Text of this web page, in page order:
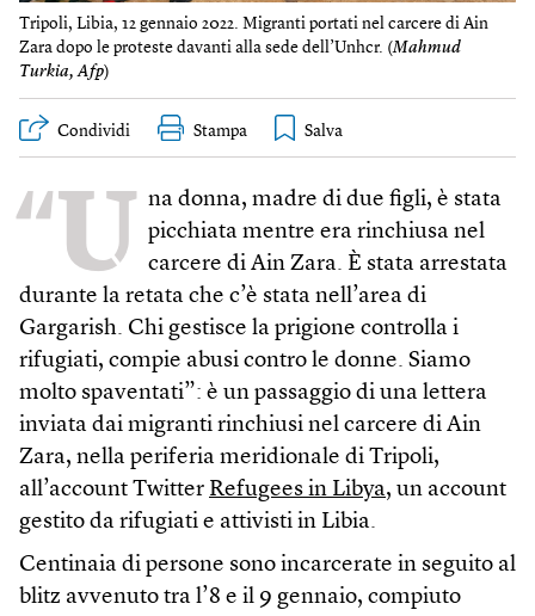
Tripoli, Libia, 12 gennaio 2022. Migranti portati nel carcere di Ain
Zara dopo le proteste davanti alla sede dell’Unhcr. (Mahmud
Turkia, Afp)
Condividi Stampa
“U na donna, madre di due figli, è stata
picchiata mentre era rinchiusa nel
carcere di Ain Zara. È stata arrestata
durante la retata che c’è stata nell’area di
Gargarish. Chi gestisce la prigione controlla i
rifugiati, compie abusi contro le donne. Siamo
molto spaventati”: è un passaggio di una lettera
inviata dai migranti rinchiusi nel carcere di Ain
Zara, nella periferia meridionale di Tripoli,
all’account Twitter Refugees in Libya, un account
gestito da rifugiati e attivisti in Libia.
Centinaia di persone sono incarcerate in seguito al
blitz avvenuto tra l’8 e il 9 gennaio, compiuto